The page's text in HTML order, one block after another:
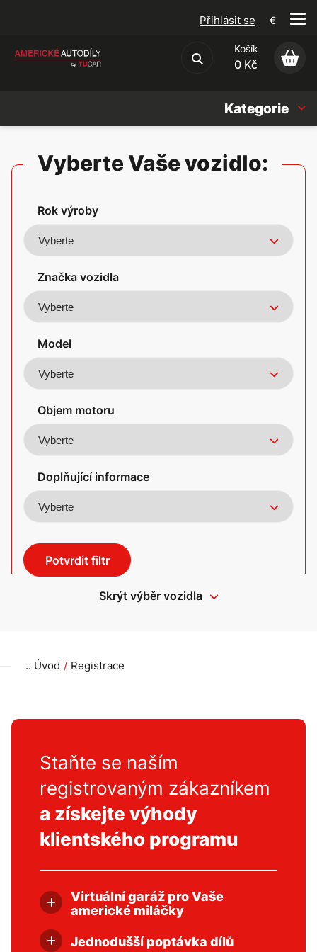
Obchodní podmínky
Přihlásit se €
Košík
0 Kč
Kategorie
Americké vozy
Vyberte Vaše vozidlo:
Rok výroby
Značka vozidla
Model
Objem motoru
Doplňující informace
Potvrdit filtr
Skrýt výběr vozidla
Úvod Registrace
Staňte se naším
registrovaným zákazníkem
a získejte výhody
klientského programu
Virtuální garáž pro Vaše
americké miláčky
virtuální garáži i s možností notifikace o
kontrole STK. Hlavní výhodou je
Jednodušší poptávka dílů